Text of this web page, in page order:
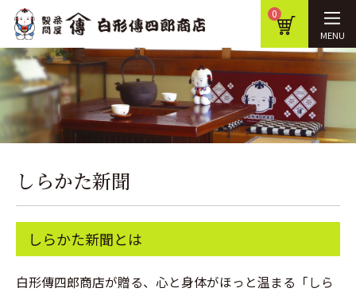
0
MENU
しらかた新聞
しらかた新聞とは
白形傳四郎商店が贈る、心と身体がほっと温まる「しら